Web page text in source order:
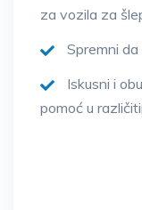
za vozila za
Spremni
Iskusni i
pomoć u